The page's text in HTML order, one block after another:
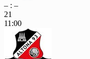
– : –
21
11:00